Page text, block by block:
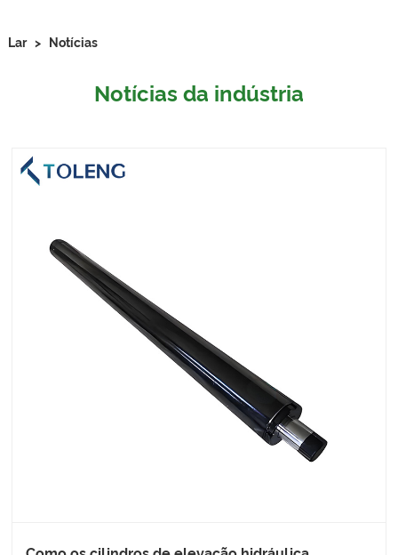
Lar > Notícias
Notícias da indústria